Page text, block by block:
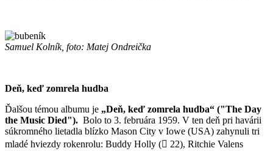
Samuel Kolník, foto: Matej Ondreička
Deň, keď zomrela hudba
Ďalšou témou albumu je „Deň, keď zomrela hudba“ ("The Day
the Music Died"). Bolo to 3. februára 1959. V ten deň pri havárii
súkromného lietadla blízko Mason City v Iowe (USA) zahynuli tri
mladé hviezdy rokenrolu: Buddy Holly ( 22), Ritchie Valens